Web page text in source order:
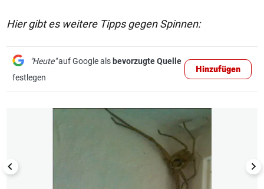
Hier gibt es weitere Tipps gegen Spinnen:
"Heute"auf Google als bevorzugte Quelle
festlegen
Hinzufügen
1/5